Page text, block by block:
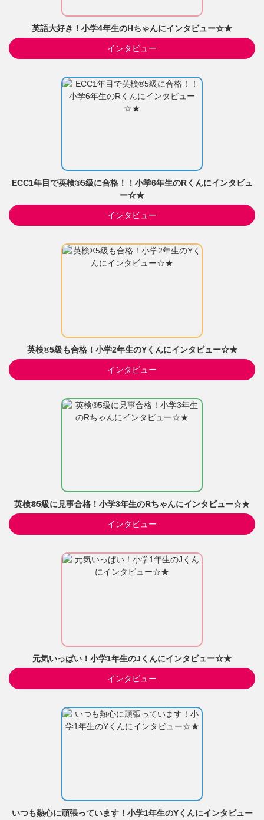
英語大好き！小学4年生のHちゃんにインタビュー☆★
インタビュー
ECC1年目で英検®5級に合格！！小学6年生のRくんにインタビュ
ー☆★
インタビュー
英検®5級も合格！小学2年生のYくんにインタビュー☆★
インタビュー
英検®5級に見事合格！小学3年生のRちゃんにインタビュー☆★
インタビュー
元気いっぱい！小学1年生のJくんにインタビュー☆★
インタビュー
いつも熱心に頑張っています！小学1年生のYくんにインタビュー